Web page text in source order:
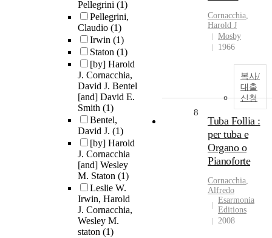
Pellegrini (1)
Pellegrini,
Claudio (1)
Irwin (1)
Staton (1)
[by] Harold
J. Cornacchia,
David J. Bentel
[and] David E.
Smith (1)
Bentel,
David J. (1)
[by] Harold
J. Cornacchia
[and] Wesley
M. Staton (1)
Leslie W.
Irwin, Harold
J. Cornacchia,
Wesley M.
staton (1)
Cornacchia,
Harold J
Mosby
1966
복사/
대출
신청
8
Tuba Follia :
per tuba e
Organo o
Pianoforte
Cornacchia,
Alfredo
Esarmonia
Editions
2008